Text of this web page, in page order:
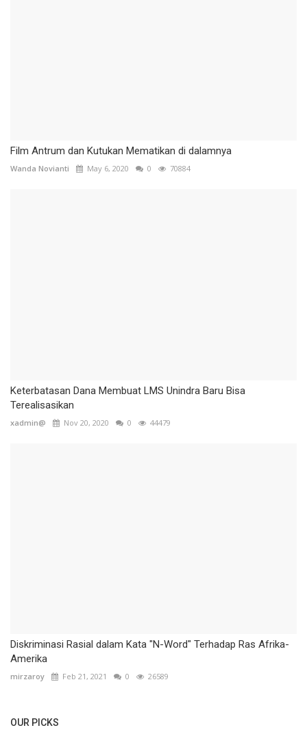
Film Antrum dan Kutukan Mematikan di dalamnya
Wanda Novianti May 6, 2020 0 70884
Keterbatasan Dana Membuat LMS Unindra Baru Bisa
Terealisasikan
xadmin@ Nov 20, 2020 0 44479
Diskriminasi Rasial dalam Kata "N-Word" Terhadap Ras Afrika-
Amerika
mirzaroy Feb 21, 2021 0 26589
OUR PICKS